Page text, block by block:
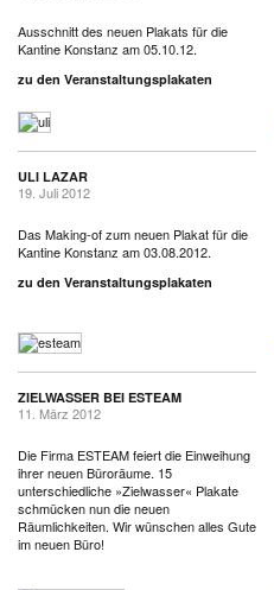
Ausschnitt des neuen Plakats für die
Kantine Konstanz am 05.10.12.
zu den Veranstaltungsplakaten
ULI LAZAR
19. Juli 2012
Das Making-of zum neuen Plakat für die
Kantine Konstanz am 03.08.2012.
zu den Veranstaltungsplakaten
ZIELWASSER BEI ESTEAM
11. März 2012
Die Firma ESTEAM feiert die Einweihung
ihrer neuen Büroräume. 15
unterschiedliche »Zielwasser« Plakate
schmücken nun die neuen
Räumlichkeiten. Wir wünschen alles Gute
im neuen Büro!